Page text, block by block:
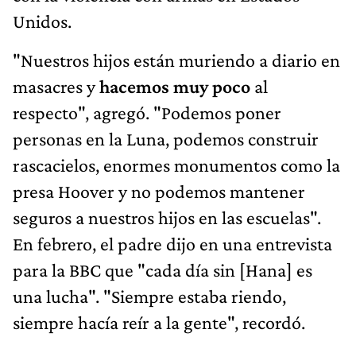
Unidos.
"Nuestros hijos están muriendo a diario en
masacres yhacemos muy poco al
respecto", agregó. "Podemos poner
personas en la Luna, podemos construir
rascacielos, enormes monumentos como la
presa Hoover y no podemos mantener
seguros a nuestros hijos en las escuelas".
En febrero, el padre dijo en una entrevista
para la BBC que "cada día sin [Hana] es
una lucha". "Siempre estaba riendo,
siempre hacía reír a la gente", recordó.